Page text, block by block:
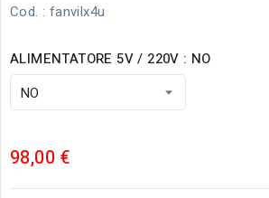
Cod. : fanvilx4u
ALIMENTATORE 5V / 220V : NO
98,00 €